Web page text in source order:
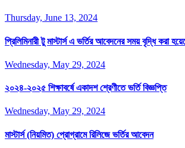
Thursday, June 13, 2024
প্রিলিমিনারী টু মাস্টার্স এ ভর্তির আবেদনের সময় বৃদ্ধি করা
Wednesday, May 29, 2024
২০২৪-২০২৫ শিক্ষাবর্ষে একাদশ শ্রেণীতে ভর্তি বিজ্ঞপ্তি
Wednesday, May 29, 2024
মাস্টার্স (নিয়মিত) প্রোগ্রামে রিলিজে ভর্তির আবেদন